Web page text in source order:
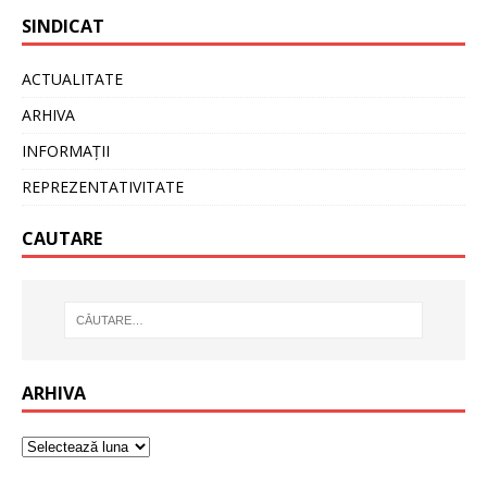
SINDICAT
ACTUALITATE
ARHIVA
INFORMAȚII
REPREZENTATIVITATE
CAUTARE
ARHIVA